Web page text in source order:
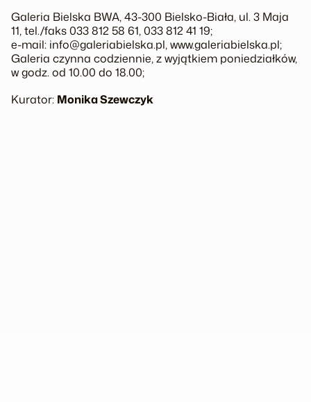
Galeria Bielska BWA, 43-300 Bielsko-Biała, ul. 3 Maja
11, tel./faks 033 812 58 61, 033 812 41 19;
e-mail: info@galeriabielska.pl, www.galeriabielska.pl;
Galeria czynna codziennie, z wyjątkiem poniedziałków,
w godz. od 10.00 do 18.00;
Kurator: Monika Szewczyk